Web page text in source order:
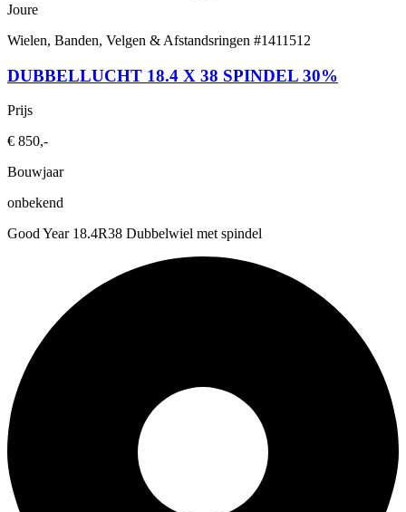
Joure
Wielen, Banden, Velgen & Afstandsringen #1411512
DUBBELLUCHT 18.4 X 38 SPINDEL 30%
Prijs
€ 850,-
Bouwjaar
onbekend
Good Year 18.4R38 Dubbelwiel met spindel